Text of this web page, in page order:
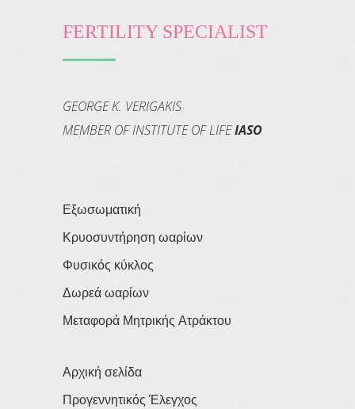
FERTILITY SPECIALIST
GEORGE K. VERIGAKIS
MEMBER OF INSTITUTE OF LIFEIASO
Εξωσωματική
Κρυοσυντήρηση ωαρίων
Φυσικός κύκλος
Δωρεά ωαρίων
Μεταφορά Μητρικής Ατράκτου
Αρχική σελίδα
Προγεννητικός Έλεγχος